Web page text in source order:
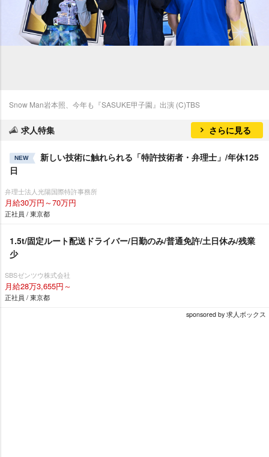
Snow Man岩本照、今年も『SASUKE甲子園』出演 (C)TBS
求人特集 さらに見る
NEW
新しい技術に触れられる「特許技術者・弁理士」/年休125
日
弁理士法人光陽国際特許事務所
月給30万円～70万円
正社員 / 東京都
1.5t/固定ルート配送ドライバー/日勤のみ/普通免許/土日休み/残業
少
SBSゼンツウ株式会社
月給28万3,655円～
正社員 / 東京都
sponsored by 求人ボックス